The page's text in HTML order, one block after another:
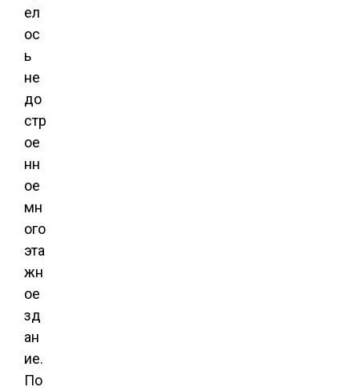
ел
ос
ь
не
до
стр
ое
нн
ое
мн
ого
эта
жн
ое
зд
ан
ие.
По